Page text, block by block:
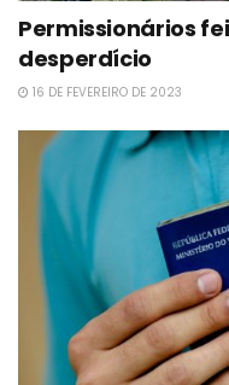
Permissionários
desperdício
16 DE FEVEREIRO DE 2023